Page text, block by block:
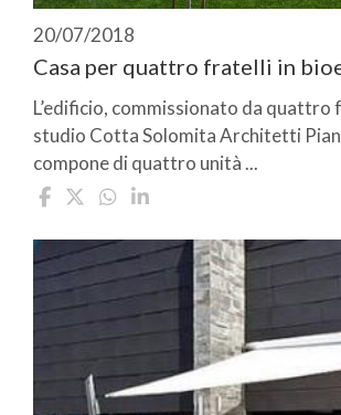
20/07/2018
Casa per quattro fratelli in
L’edificio, commissionato da quattro
studio Cotta Solomita Architetti
compone di quattro unità ...